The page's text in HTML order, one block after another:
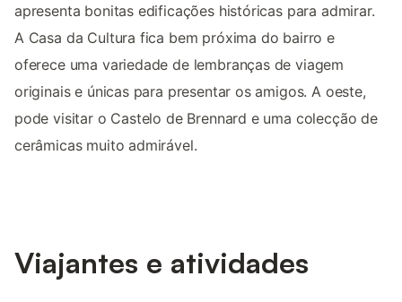
apresenta bonitas edificações históricas para admirar.
A Casa da Cultura fica bem próxima do bairro e
oferece uma variedade de lembranças de viagem
originais e únicas para presentar os amigos. A oeste,
pode visitar o Castelo de Brennard e uma colecção de
cerâmicas muito admirável.
Viajantes e atividades